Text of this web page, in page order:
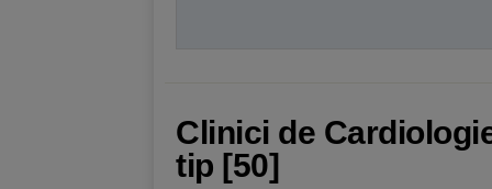
Clinici de
tip [50]